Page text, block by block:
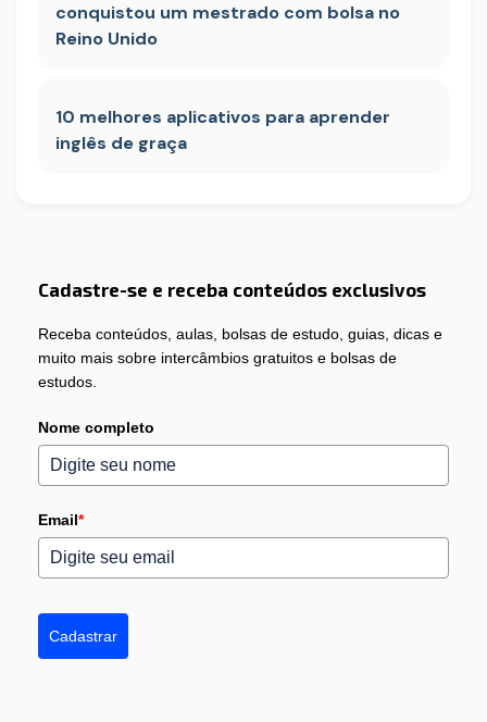
conquistou um mestrado com bolsa no
Reino Unido
10 melhores aplicativos para aprender
inglês de graça
Cadastre-se e receba conteúdos exclusivos
Receba conteúdos, aulas, bolsas de estudo, guias, dicas e
muito mais sobre intercâmbios gratuitos e bolsas de
estudos.
Nome completo
Email*
Cadastrar